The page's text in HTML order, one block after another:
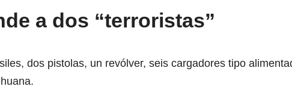
a dos “terroristas”
dos pistolas, un revólver, seis cargadores tipo